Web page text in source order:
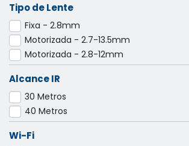
Tipo de Lente
Fixa - 2.8mm
Motorizada - 2.7-13.5mm
Motorizada - 2.8-12mm
Alcance IR
30 Metros
40 Metros
Wi-Fi